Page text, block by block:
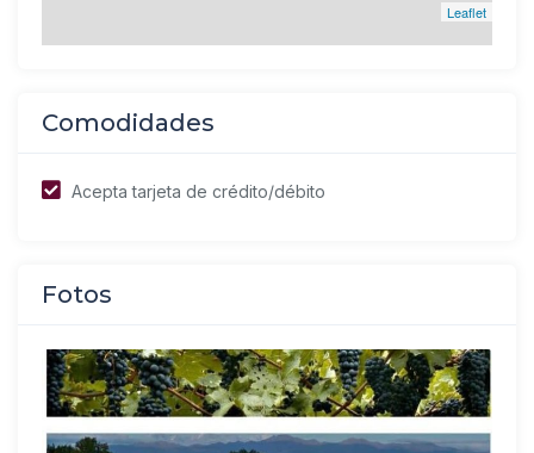
Leaflet
Comodidades
Acepta tarjeta de crédito/débito
Fotos